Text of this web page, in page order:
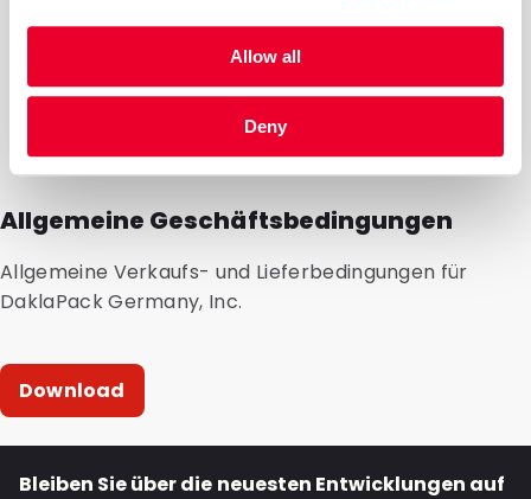
Allow all
Deny
Allgemeine Geschäftsbedingungen
Allgemeine Verkaufs- und Lieferbedingungen für
DaklaPack Germany, Inc.
Download
Bleiben Sie über die neuesten Entwicklungen auf